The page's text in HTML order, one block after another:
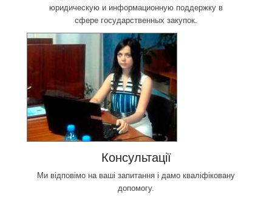
юридическую и информационную поддержку в
сфере государственных закупок.
Консультації
Ми відповімо на ваші запитання і дамо кваліфіковану
допомогу.